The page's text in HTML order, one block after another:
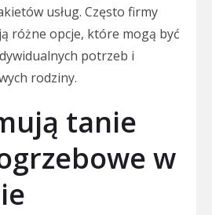
usług. Często firmy
różne opcje, które mogą być
potrzeb i
rodziny.
tanie
w